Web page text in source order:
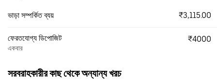
ভাড়া সম্পর্কিত ব্যয় ₹3,115.00
ফেরতযোগ্য ডিপোজিট
একবার
₹4000
সরবরাহকারীর কাছ থেকে অন্যান্য খরচ